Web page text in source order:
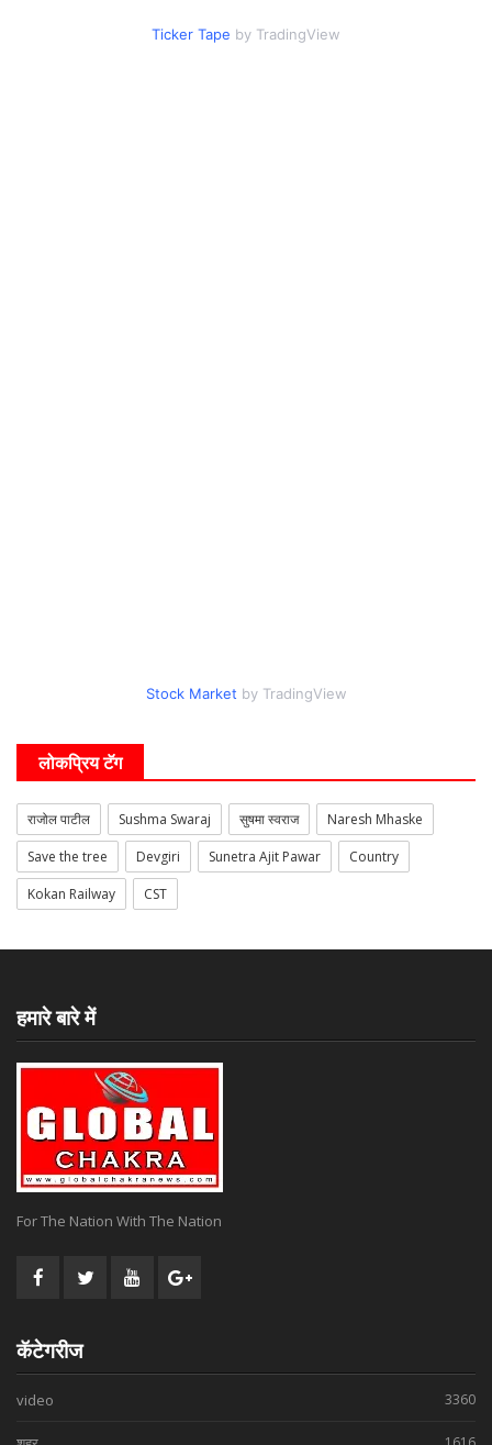
Ticker Tape by TradingView
Stock Market by TradingView
लोकप्रिय टॅग
राजोल पाटील Sushma Swaraj सुषमा स्वराज
Naresh Mhaske
Save the tree
Devgiri Sunetra Ajit Pawar
Country
Kokan Railway
CST
हमारे बारे में
For The Nation With The Nation
कॅटेगरीज
video 3360